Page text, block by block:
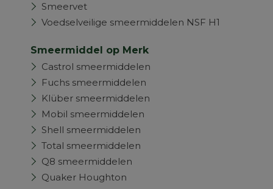
Smeervet
Voedselveilige smeermiddelen NSF H1
Smeermiddel op Merk
Castrol smeermiddelen
Fuchs smeermiddelen
Klüber smeermiddelen
Mobil smeermiddelen
Shell smeermiddelen
Total smeermiddelen
Q8 smeermiddelen
Quaker Houghton